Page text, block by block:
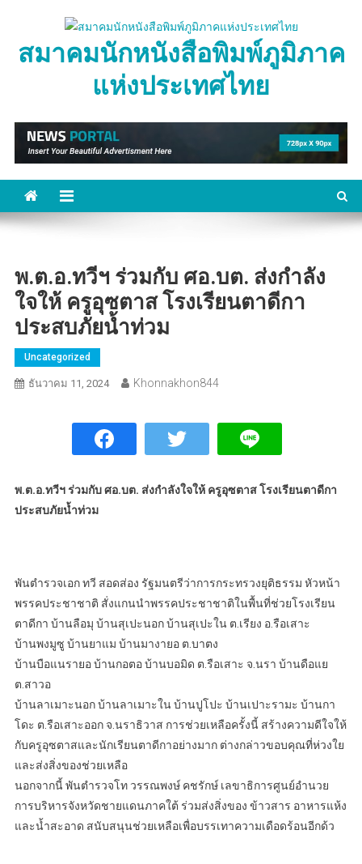
contentสมาคมนักหนังสือพิมพ์ภูมิภาค
แห่งประเทศไทย
พ.ต.อ.ทวีฯ ร่วมกับ ศอ.บต. ส่งกำลัง
ใจให้ ครูอุซตาส โรงเรียนตาดีกา
ประสบภัยน้ำท่วม
Uncategorized
ธันวาคม 11, 2024 Khonnakhon844
พ.ต.อ.ทวีฯ ร่วมกับ ศอ.บต. ส่งกำลังใจให้ ครูอุซตาส โรงเรียนตาดีกา
ประสบภัยน้ำท่วม
พันตำรวจเอก ทวี สอดส่อง รัฐมนตรีว่าการกระทรวงยุติธรรม หัวหน้า
พรรคประชาชาติ สั่งแกนนำพรรคประชาชาติในพื้นที่ช่วยโรงเรียน
ตาดีกา บ้านลือมุ บ้านสุเปะนอก บ้านสุเปะใน ต.เรียง อ.รือเสาะ
บ้านพงมูซู บ้านยาแม บ้านมางายอ ต.บาตง
บ้านบือแนรายอ บ้านกอตอ บ้านบอมิด ต.รือเสาะ จ.นรา บ้านดือแย
ต.สาวอ
บ้านลาเมาะนอก บ้านลาเมาะใน บ้านปูโปะ บ้านเปาะรามะ บ้านกา
โดะ ต.รือเสาะออก จ.นราธิวาส การช่วยเหลือครั้งนี้ สร้างความดีใจให้
กับครูอุซตาสและนักเรียนตาดีกาอย่างมาก ต่างกล่าวขอบคุณที่ห่วงใย
และส่งสิ่งของช่วยเหลือ
นอกจากนี้ พันตำรวจโท วรรณพงษ์ คชรักษ์ เลขาธิการศูนย์อำนวย
การบริหารจังหวัดชายแดนภาคใต้ ร่วมส่งสิ่งของ ข้าวสาร อาหารแห้ง
และน้ำสะอาด สนับสนุนช่วยเหลือเพื่อบรรเทาความเดือดร้อนอีกด้ว